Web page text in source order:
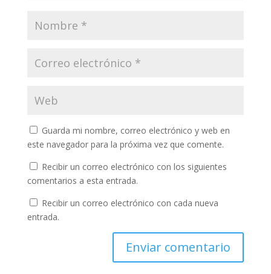
Guarda mi nombre, correo electrónico y web en
este navegador para la próxima vez que comente.
Recibir un correo electrónico con los siguientes
comentarios a esta entrada.
Recibir un correo electrónico con cada nueva
entrada.